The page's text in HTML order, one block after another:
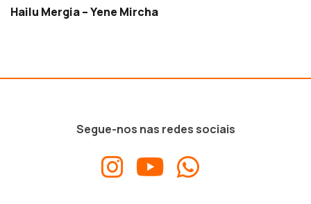
Hailu Mergia – Yene Mircha
Segue-nos nas redes sociais